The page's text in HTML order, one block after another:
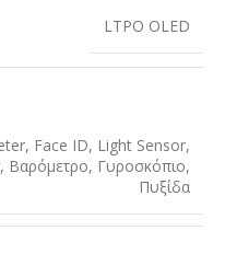
LTPO OLED
, Face ID, Light Sensor,
, Βαρόμετρο, Γυροσκόπιο,
Πυξίδα